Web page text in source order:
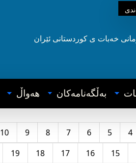
خه‌بات ی کوردستانی ئێران
به‌ڵگه‌نامه‌کان هه‌واڵ
4
5
6
7
8
9
10
15
16
17
18
19